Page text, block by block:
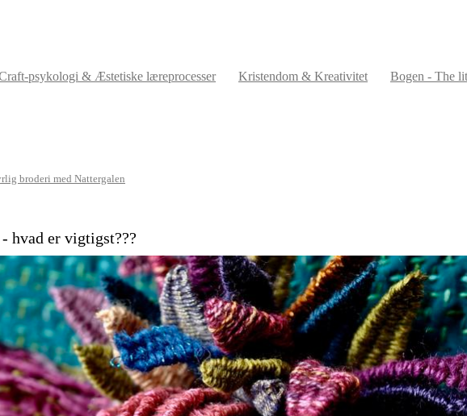
psykologi & Æstetiske læreprocesser Kristendom & Kreativitet Bogen - The
broderi med Nattergalen
hvad er vigtigst???